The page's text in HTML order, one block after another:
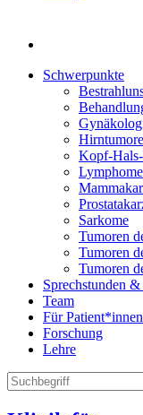
Schwerpunkte
Hirntumore
Kopf-
Lymphome
Sarkome
Tumoren
Tumoren
Tumoren
Sprechstunden
Team
Für Patient*innen
Forschung
Lehre